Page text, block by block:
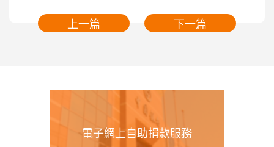
上一篇 下一篇
電子網上自助捐款服務